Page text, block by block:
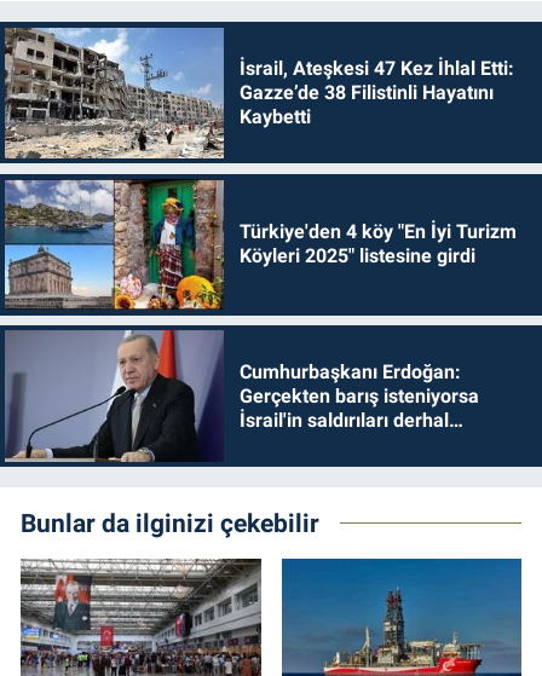
İsrail, Ateşkesi 47 Kez İhlal Etti:
Gazze’de 38 Filistinli Hayatını
Kaybetti
Türkiye'den 4 köy "En İyi Turizm
Köyleri 2025" listesine girdi
Cumhurbaşkanı Erdoğan:
Gerçekten barış isteniyorsa
İsrail'in saldırıları derhal
Bunlar da ilginizi çekebilir